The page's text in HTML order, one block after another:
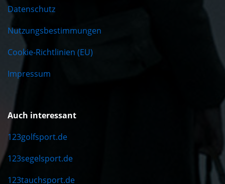
Datenschutz
Nutzungsbestimmungen
Cookie-Richtlinien (EU)
Impressum
Auch interessant
123golfsport.de
123segelsport.de
123tauchsport.de